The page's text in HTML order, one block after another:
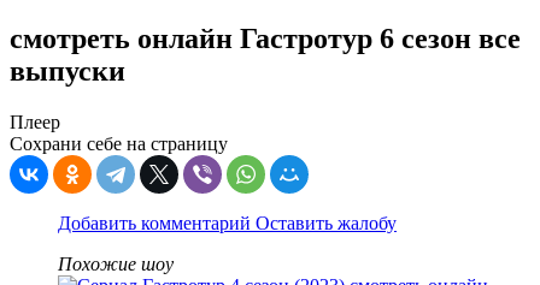
смотреть онлайн Гастротур 6 сезон все
выпуски
Плеер
Сохрани себе на страницу
Добавить комментарий Оставить жалобу
Похожие шоу